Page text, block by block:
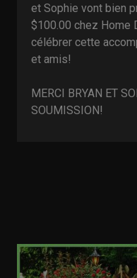
et Sophie vont bien
$100.00 chez Home
célébrer cette
et amis!
MERCI BRYAN ET
SOUMISSION!